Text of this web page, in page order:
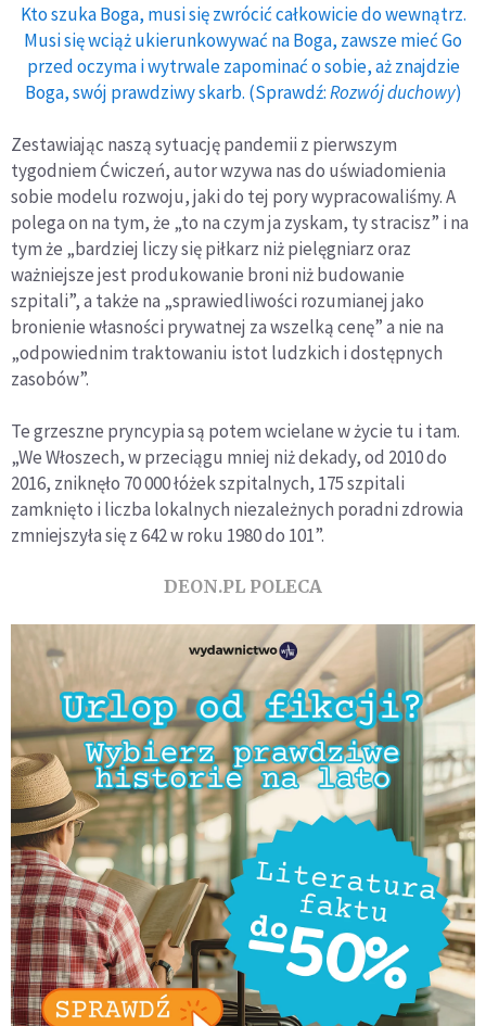
Kto szuka Boga, musi się zwrócić całkowicie do wewnątrz.
Musi się wciąż ukierunkowywać na Boga, zawsze mieć Go
przed oczyma i wytrwale zapominać o sobie, aż znajdzie
Boga, swój prawdziwy skarb. (Sprawdź:Rozwój duchowy)
Zestawiając naszą sytuację pandemii z pierwszym
tygodniem Ćwiczeń, autor wzywa nas do uświadomienia
sobie modelu rozwoju, jaki do tej pory wypracowaliśmy. A
polega on na tym, że „to na czym ja zyskam, ty stracisz” i na
tym że „bardziej liczy się piłkarz niż pielęgniarz oraz
ważniejsze jest produkowanie broni niż budowanie
szpitali”, a także na „sprawiedliwości rozumianej jako
bronienie własności prywatnej za wszelką cenę” a nie na
„odpowiednim traktowaniu istot ludzkich i dostępnych
zasobów”.
Te grzeszne pryncypia są potem wcielane w życie tu i tam.
„We Włoszech, w przeciągu mniej niż dekady, od 2010 do
2016, zniknęło 70 000 łóżek szpitalnych, 175 szpitali
zamknięto i liczba lokalnych niezależnych poradni zdrowia
zmniejszyła się z 642 w roku 1980 do 101”.
DEON.PL POLECA